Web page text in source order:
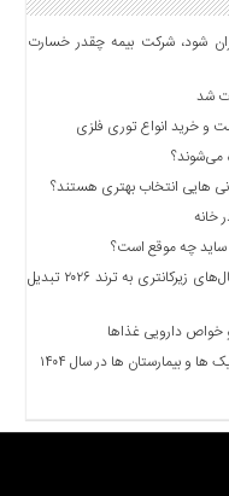
شود، شرکت بیمه چقدر خسارت
شد
و خرید انواع توری فلزی
می‌شوند؟
هایی انتخاب بهتری هستند؟
خانه
ساید چه موقع است؟
تحول در چیدمان فضاهای کوچک؛ چرا یخچال‌های زیرکانتری به ترند ۲۰۲۶ تبدیل
خواص دارویی غذاها
و بیمارستان ها در سال ۱۴۰۴